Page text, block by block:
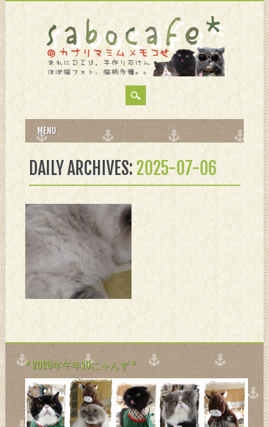
MAIN MENU
to
content
MENU
DAILY ARCHIVES:2025-07-06
7月 06, 2025
ちらちら夏風邪ぎみ
ね。。。
くしゃみ、鼻水でてる子、数
にゃん。。。 めるが、りぃ
な、むぅな、あたりがぐずっ
てるね。。。 こっちゃんは元
気だ。。。 まちゃるくんもよ
く暴走してて良い感じ。。。
毎日スイレンが咲いてて今ま
でで一番良い感じになりつつ
あるビ
* 2026年午年10にゃんず *